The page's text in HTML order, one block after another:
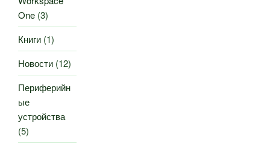
One (3)
Книги (1)
Новости (12)
Периферийн
ые
устройства
(5)